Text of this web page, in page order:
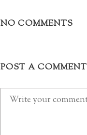
NO COMMENTS
POST A COMMENT